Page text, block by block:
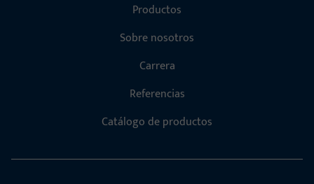
Productos
Sobre nosotros
Carrera
Referencias
Catálogo de productos